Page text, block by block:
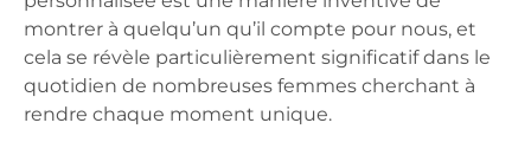
montrer à quelqu’un qu’il compte pour nous, et
cela se révèle particulièrement significatif dans le
quotidien de nombreuses femmes cherchant à
rendre chaque moment unique.